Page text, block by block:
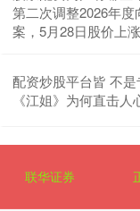
第二次调整2026年
案，5月28日股价上
配资炒股平台皆 不
《江姐》为何直击人
联华证券